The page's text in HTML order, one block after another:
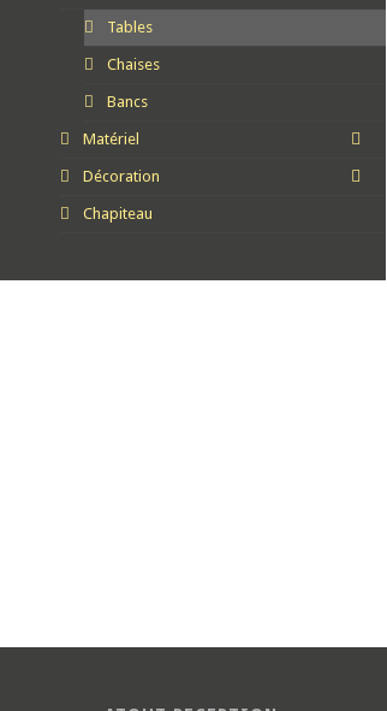
Tables
Chaises
Bancs
Matériel
Décoration
Chapiteau